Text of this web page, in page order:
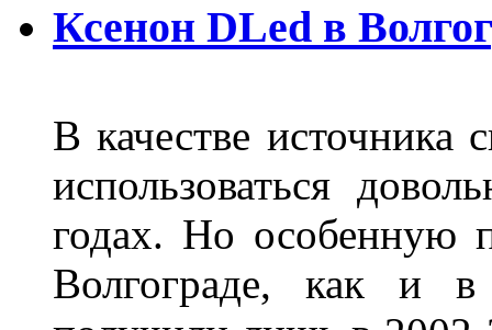
Ксенон DLed в
В качестве источника
использоваться
годах. Но особенную
Волгограде, как и